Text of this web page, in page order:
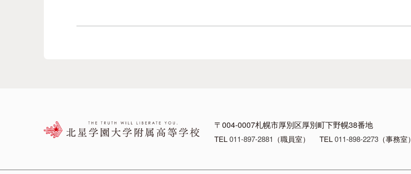
〒004-0007札幌市厚別区厚別町下野幌38番地
TEL011-897-2881 （職員室） TEL011-898-2273 （事務室）